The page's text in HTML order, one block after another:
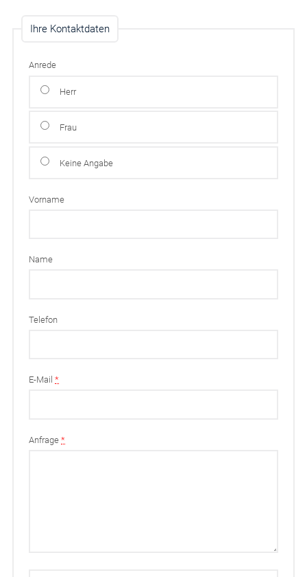
Ihre Kontaktdaten
Anrede
Herr
Frau
Keine Angabe
Vorname
Name
Telefon
E-Mail*
Anfrage*